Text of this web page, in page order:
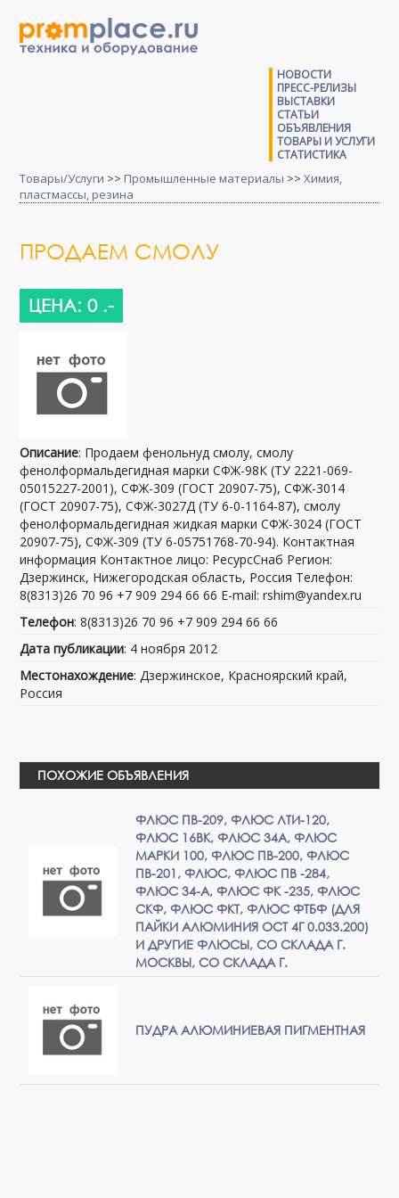
НОВОСТИ
ПРЕСС-РЕЛИЗЫ
ВЫСТАВКИ
СТАТЬИ
ОБЪЯВЛЕНИЯ
ТОВАРЫ И УСЛУГИ
СТАТИСТИКА
Товары/Услуги >> Промышленные материалы >>Химия,
пластмассы, резина
ПРОДАЕМ СМОЛУ
ЦЕНА: 0 .-
Описание: Продаем фенольнуд смолу, смолу
фенолформальдегидная марки СФЖ-98К (ТУ 2221-069-
05015227-2001), СФЖ-309 (ГОСТ 20907-75), СФЖ-3014
(ГОСТ 20907-75), СФЖ-3027Д (ТУ 6-0-1164-87), смолу
фенолформальдегидная жидкая марки СФЖ-3024 (ГОСТ
20907-75), СФЖ-309 (ТУ 6-05751768-70-94). Контактная
информация Контактное лицо: РесурсСнаб Регион:
Дзержинск, Нижегородская область, Россия Телефон:
8(8313)26 70 96 +7 909 294 66 66 E-mail: rshim@yandex.ru
Телефон: 8(8313)26 70 96 +7 909 294 66 66
Дата публикации: 4 ноября 2012
Местонахождение: Дзержинское, Красноярский край,
Россия
ПОХОЖИЕ ОБЪЯВЛЕНИЯ
ФЛЮС ПВ-209, ФЛЮС ЛТИ-120,
ФЛЮС 16ВК, ФЛЮС 34А, ФЛЮС
МАРКИ 100, ФЛЮС ПВ-200, ФЛЮС
ПВ-201, ФЛЮС, ФЛЮС ПВ -284,
ФЛЮС 34-А, ФЛЮС ФК -235, ФЛЮС
СКФ, ФЛЮС ФКТ, ФЛЮС ФТБФ (ДЛЯ
ПАЙКИ АЛЮМИНИЯ ОСТ 4Г 0.033.200)
И ДРУГИЕ ФЛЮСЫ, СО СКЛАДА Г.
МОСКВЫ, СО СКЛАДА Г.
ПУДРА АЛЮМИНИЕВАЯ ПИГМЕНТНАЯ